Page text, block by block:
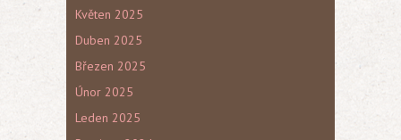
Květen 2025
Duben 2025
Březen 2025
Únor 2025
Leden 2025